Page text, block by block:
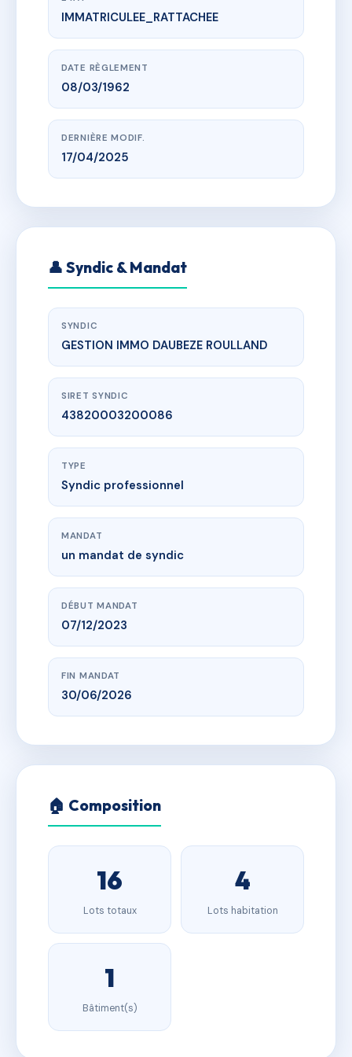
www.vme.plus/AC6547640
4 RUE DES 4 COINS
4 RUE DES 4 COINS
IMMATRICULEE_RATTACHEE
DATE RÈGLEMENT
08/03/1962
DERNIÈRE MODIF.
17/04/2025
👤 Syndic & Mandat
SYNDIC
GESTION IMMO DAUBEZE ROULLAND
SIRET SYNDIC
43820003200086
TYPE
Syndic professionnel
MANDAT
un mandat de syndic
DÉBUT MANDAT
07/12/2023
FIN MANDAT
30/06/2026
🏠 Composition
16
Lots totaux
4
Lots habitation
1
Bâtiment(s)